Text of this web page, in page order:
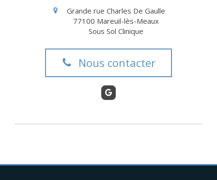
Grande rue Charles De Gaulle
77100 Mareuil-lès-Meaux
Sous Sol Clinique
Nous contacter